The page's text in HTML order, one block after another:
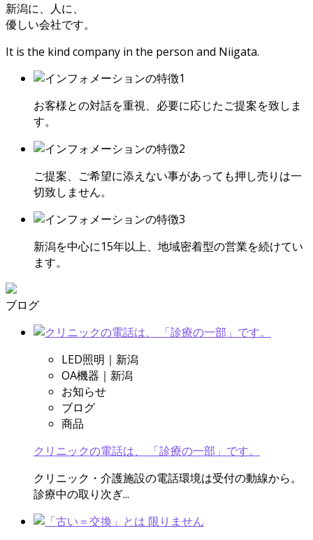
新潟に、人に、
優しい会社です。
It is the kind company in the person and Niigata.
お客様との対話を重視、必要に応じたご提案を致しま
す。
ご提案、ご希望に添えない事があっても押し売りは一
切致しません。
新潟を中心に15年以上、地域密着型の営業を続けてい
ます。
ブログ
LED照明｜新潟
OA機器｜新潟
お知らせ
ブログ
商品
クリニックの電話は、 「診療の一部」です。
クリニック・介護施設の電話環境は受付の動線から。
診療中の取り次ぎ...